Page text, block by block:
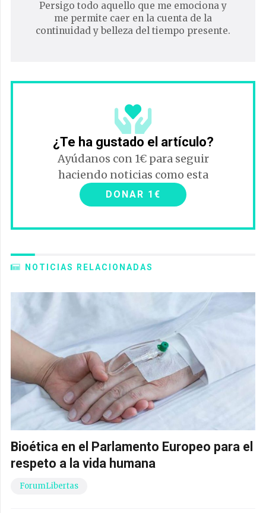
Persigo todo aquello que me emociona y
me permite caer en la cuenta de la
continuidad y belleza del tiempo presente.
¿Te ha gustado el artículo?
Ayúdanos con 1€ para seguir
haciendo noticias como esta
DONAR 1€
NOTICIAS RELACIONADAS
Bioética en el Parlamento Europeo para el
respeto a la vida humana
ForumLibertas